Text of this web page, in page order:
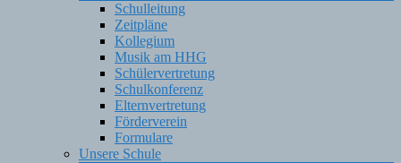
Schulleitung
Zeitpläne
Kollegium
Musik am HHG
Schülervertretung
Schulkonferenz
Elternvertretung
Förderverein
Formulare
Unsere Schule